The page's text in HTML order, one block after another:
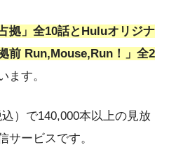
拠」全10話とHuluオリジナ
前 Run,Mouse,Run！」全2
ます。
）で140,000本以上の見放
サービスです。